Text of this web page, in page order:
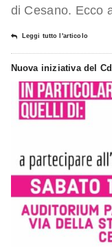
di Cesano. Ecco
Leggi tutto l'articolo
Nuova iniziativa del